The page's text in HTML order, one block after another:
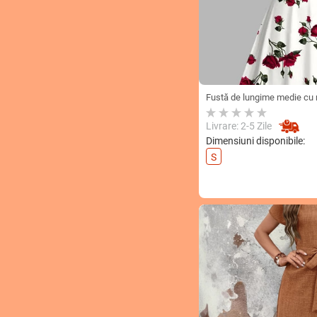
Fustă de lungime medie
și curea - Fustă elegantă
Livrare: 2-5 Zile
Dimensiuni disponibile:
S